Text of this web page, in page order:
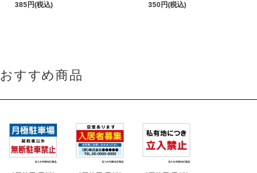
385円(税込)
350円(税込)
おすすめ商品